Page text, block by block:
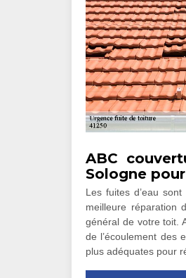
ABC
Sologne
Les fuites d’eau
meilleure réparation
général de votre toit.
de l’écoulement des
plus adéquates pour